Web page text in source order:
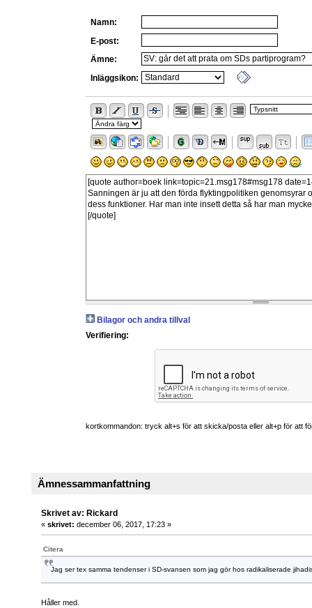
Namn:
E-post:
Ämne:
Inläggsikon:
Bilagor och andra tillval
Verifiering:
kortkommandon: tryck alt+s för att skicka/posta eller alt+p för att
Ämnessammanfattning
Skrivet av: Rickard
«skrivet: december 06, 2017, 17:23 »
Citera
Jag ser tex samma tendenser i SD-svansen som jag gör hos radikaliserade
Håller med.